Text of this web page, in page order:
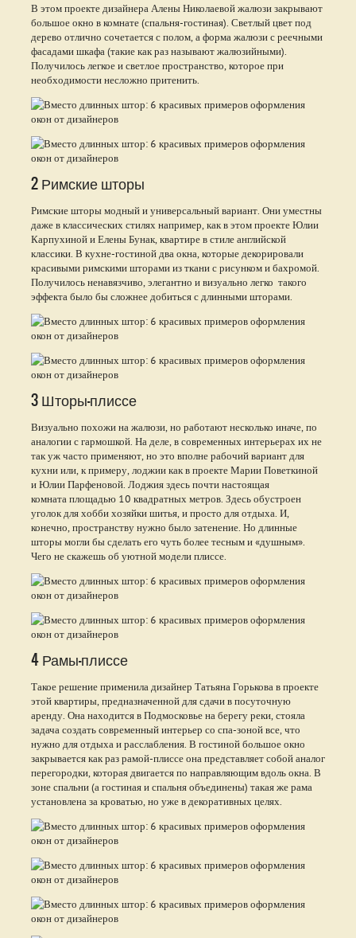
В этом проекте дизайнера Алены Николаевой жалюзи закрывают
большое окно в комнате (спальня-гостиная). Светлый цвет под
дерево отлично сочетается с полом, а форма жалюзи с реечными
фасадами шкафа (такие как раз называют жалюзийными).
Получилось легкое и светлое пространство, которое при
необходимости несложно притенить.
2 Римские шторы
Римские шторы модный и универсальный вариант. Они уместны
даже в классических стилях например, как в этом проекте Юлии
Карпухиной и Елены Бунак, квартире в стиле английской
классики. В кухне-гостиной два окна, которые декорировали
красивыми римскими шторами из ткани с рисунком и бахромой.
Получилось ненавязчиво, элегантно и визуально легко такого
эффекта было бы сложнее добиться с длинными шторами.
3 Шторы-плиссе
Визуально похожи на жалюзи, но работают несколько иначе, по
аналогии с гармошкой. На деле, в современных интерьерах их не
так уж часто применяют, но это вполне рабочий вариант для
кухни или, к примеру, лоджии как в проекте Марии Поветкиной
и Юлии Парфеновой. Лоджия здесь почти настоящая
комната площадью 10 квадратных метров. Здесь обустроен
уголок для хобби хозяйки шитья, и просто для отдыха. И,
конечно, пространству нужно было затенение. Но длинные
шторы могли бы сделать его чуть более тесным и «душным».
Чего не скажешь об уютной модели плиссе.
4 Рамы-плиссе
Такое решение применила дизайнер Татьяна Горькова в проекте
этой квартиры, предназначенной для сдачи в посуточную
аренду. Она находится в Подмосковье на берегу реки, стояла
задача создать современный интерьер со спа-зоной все, что
нужно для отдыха и расслабления. В гостиной большое окно
закрывается как раз рамой-плиссе она представляет собой аналог
перегородки, которая двигается по направляющим вдоль окна. В
зоне спальни (а гостиная и спальня объединены) такая же рама
установлена за кроватью, но уже в декоративных целях.